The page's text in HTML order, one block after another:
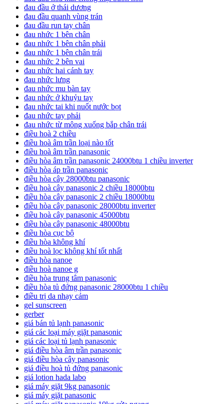
đau đầu ở thái dương
đau đầu quanh vùng trán
đau đầu run tay chân
đau nhức 1 bên chân
đau nhức 1 bên chân phải
đau nhức 1 bên chân trái
đau nhức 2 bên vai
đau nhức hai cánh tay
đau nhức lưng
đau nhức mu bàn tay
đau nhức ở khuỷu tay
đau nhức tai khi nuốt nước bọt
đau nhức tay phải
đau nhức từ mông xuống bắp chân trái
điều hoà 2 chiều
điều hoà âm trần loại nào tốt
điều hoà âm trần panasonic
điều hòa âm trần panasonic 24000btu 1 chiều inverter
điều hòa áp trần panasonic
điều hòa cây 28000btu panasonic
điều hoà cây panasonic 2 chiều 18000btu
điều hòa cây panasonic 2 chiều 18000btu
điều hòa cây panasonic 28000btu inverter
điều hoà cây panasonic 45000btu
điều hòa cây panasonic 48000btu
điều hòa cục bộ
điều hòa không khí
điều hoà lọc không khí tốt nhất
điều hòa nanoe
điều hoà nanoe g
điều hòa trung tâm panasonic
điều hòa tủ đứng panasonic 28000btu 1 chiều
điều trị da nhạy cảm
gel sunscreen
gerber
giá bán tủ lạnh panasonic
giá các loại máy giặt panasonic
giá các loại tủ lạnh panasonic
giá điều hòa âm trần panasonic
giá điều hòa cây panasonic
giá điều hoà tủ đứng panasonic
giá lotion hada labo
giá máy giặt 9kg panasonic
giá máy giặt panasonic